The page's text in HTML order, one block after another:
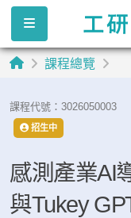
課程總覽
課程代號：3026050003
招生中
感測產業AI
與Tukey